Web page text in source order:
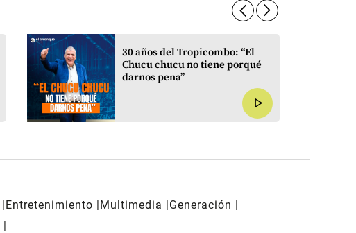
arrow_forward_ios
30 años del Tropicombo: “El
Chucu chucu no tiene porqué
darnos pena”
play_arrow
arrow_forward_ios
Entretenimiento Multimedia
Generación